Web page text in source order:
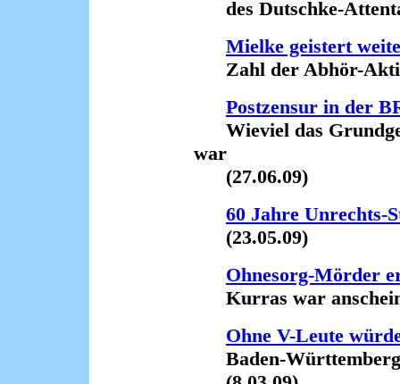
des Dutschke-
Mielke geistert
Zahl der Abhör-
Postzensur in der
Wieviel das
war
(27.06.09)
60 Jahre Unrechts-
(23.05.09)
Ohnesorg-Mörder
Kurras war
Ohne V-Leute
Baden-